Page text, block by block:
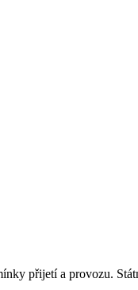
přijetí a provozu.